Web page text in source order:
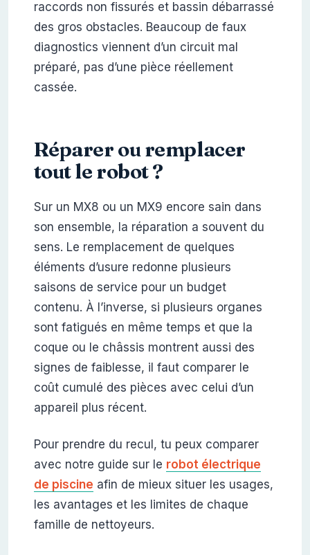
raccords non fissurés et bassin débarrassé
des gros obstacles. Beaucoup de faux
diagnostics viennent d’un circuit mal
préparé, pas d’une pièce réellement
cassée.
Réparer ou remplacer
tout le robot ?
Sur un MX8 ou un MX9 encore sain dans
son ensemble, la réparation a souvent du
sens. Le remplacement de quelques
éléments d’usure redonne plusieurs
saisons de service pour un budget
contenu. À l’inverse, si plusieurs organes
sont fatigués en même temps et que la
coque ou le châssis montrent aussi des
signes de faiblesse, il faut comparer le
coût cumulé des pièces avec celui d’un
appareil plus récent.
Pour prendre du recul, tu peux comparer
avec notre guide sur le robot électrique
de piscine afin de mieux situer les usages,
les avantages et les limites de chaque
famille de nettoyeurs.